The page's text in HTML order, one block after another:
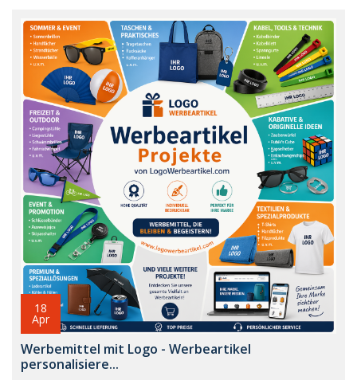
18
Apr
Werbemittel mit Logo - Werbeartikel
personalisiere...